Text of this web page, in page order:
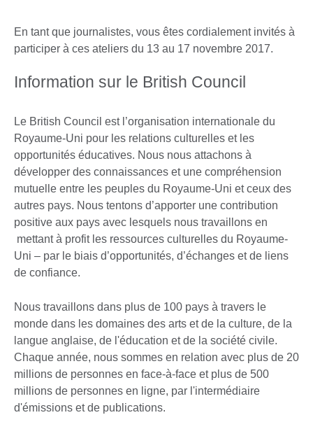
En tant que journalistes, vous êtes cordialement invités à
participer à ces ateliers du 13 au 17 novembre 2017.
Information sur le British Council
Le British Council est l’organisation internationale du
Royaume-Uni pour les relations culturelles et les
opportunités éducatives. Nous nous attachons à
développer des connaissances et une compréhension
mutuelle entre les peuples du Royaume-Uni et ceux des
autres pays. Nous tentons d’apporter une contribution
positive aux pays avec lesquels nous travaillons en
mettant à profit les ressources culturelles du Royaume-
Uni – par le biais d’opportunités, d’échanges et de liens
de confiance.
Nous travaillons dans plus de 100 pays à travers le
monde dans les domaines des arts et de la culture, de la
langue anglaise, de l'éducation et de la société civile.
Chaque année, nous sommes en relation avec plus de 20
millions de personnes en face-à-face et plus de 500
millions de personnes en ligne, par l'intermédiaire
d'émissions et de publications.